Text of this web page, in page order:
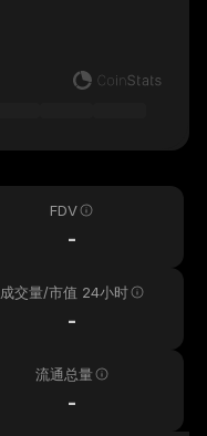
FDV
-
成交量/市值 24小时
-
流通总量
-